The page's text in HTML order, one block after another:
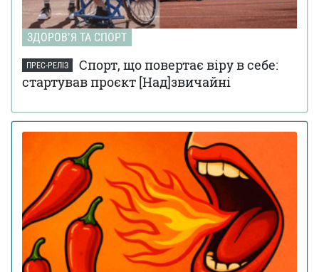
ЗДОРОВʼЯ ТА СПОРТ
ПРЕС-РЕЛІЗ
Спорт, що повертає віру в себе:
стартував проєкт [Над]звичайні